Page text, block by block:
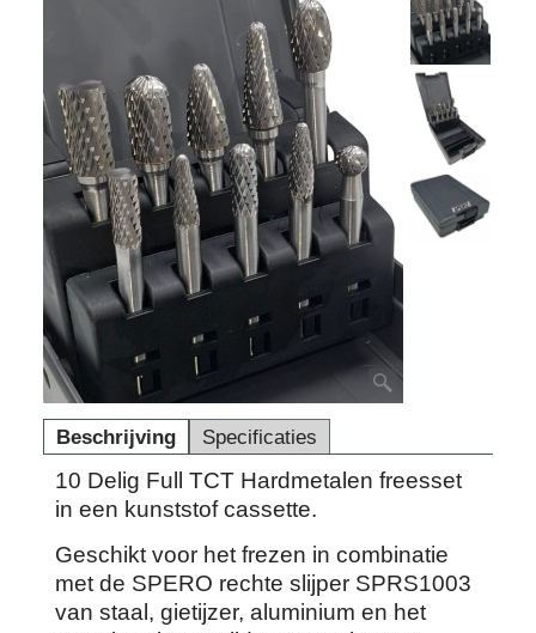
Beschrijving Specificaties
10 Delig Full TCT Hardmetalen freesset
in een kunststof cassette.
Geschikt voor het frezen in combinatie
met de SPERO rechte slijper SPRS1003
van staal, gietijzer, aluminium en het